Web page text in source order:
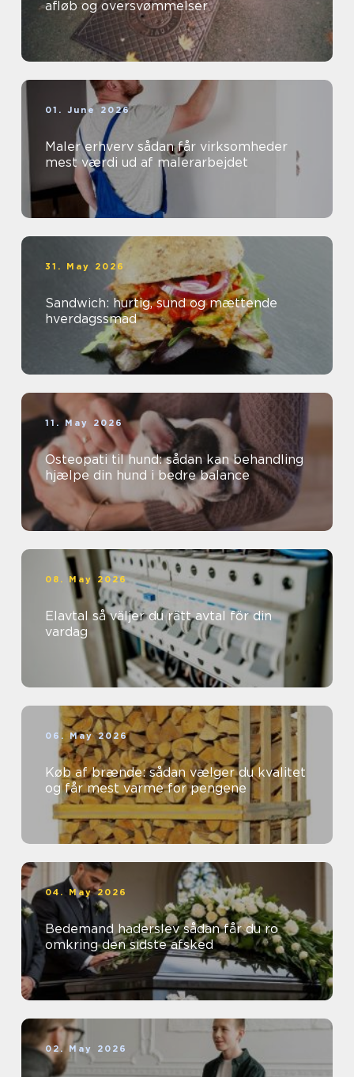
afløb og oversvømmelser
01. June 2026
Maler erhverv sådan får virksomheder
mest værdi ud af malerarbejdet
31. May 2026
Sandwich: hurtig, sund og mættende
hverdagssmad
11. May 2026
Osteopati til hund: sådan kan behandling
hjælpe din hund i bedre balance
08. May 2026
Elavtal så väljer du rätt avtal för din
vardag
06. May 2026
Køb af brænde: sådan vælger du kvalitet
og får mest varme for pengene
04. May 2026
Bedemand haderslev sådan får du ro
omkring den sidste afsked
02. May 2026